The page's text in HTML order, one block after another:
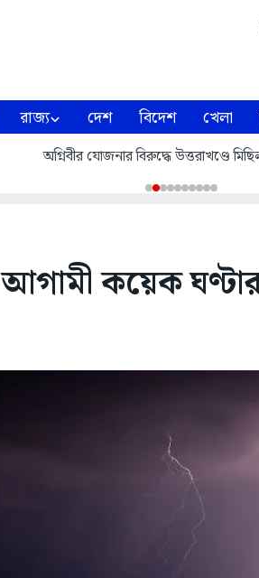
রাজ্য দেশ বিদেশ খেলা
অগ্নিবীর যোজনার বিরুদ্ধে উত্তরাখণ্ডে
আগামী কয়েক